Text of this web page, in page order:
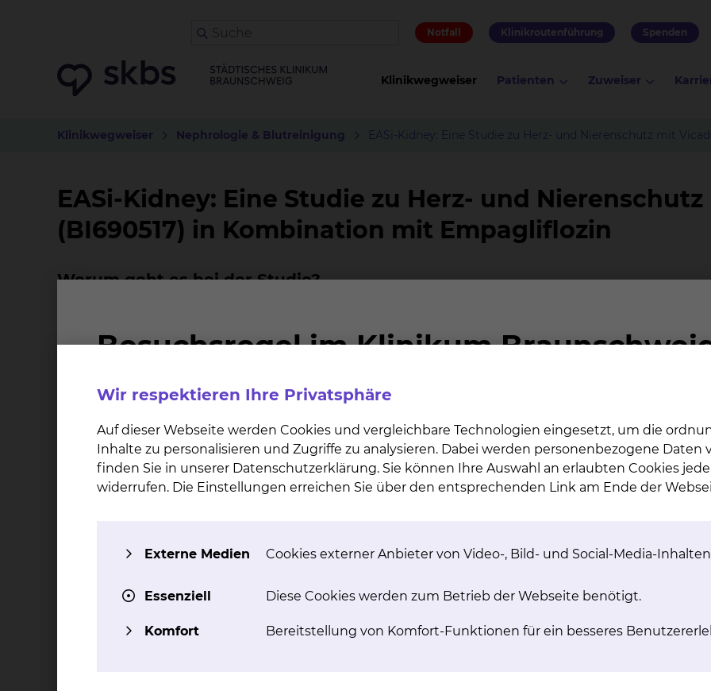
Notfall Klinikroutenführung Spenden
Klinikwegweiser Patienten Zuweiser
Klinikwegweiser Nephrologie & Blutreinigung EASi-Kidney: Eine Studie zu Herz- und Nierenschutz mit
EASi-Kidney: Eine Studie zu Herz- und
(BI690517) in Kombination mit Empagliflozin
Worum geht es bei der Studie?
Kreislauf-Erkrankungen. Obwohl bestehende Medikamente wie SGLT-2-Inhibitoren bereits Schutz
Nieren- und Herzerkrankungen weiter senken kann. Ziel der weltweiten Studie ist es nachzuweisen, ob
Eignungskriterien:
Die genauen Ein- und Ausschlusskriterien können Sie auf der Website der Studienzentrale des
Wie ist der Status der Studie?
Rekrutierung begonnen
Wir respektieren Ihre Privatsphäre
Auf dieser Webseite werden Cookies und vergleichbare Technologien eingesetzt, um die
Inhalte zu personalisieren und Zugriffe zu analysieren. Dabei werden personenbezogene Daten
finden Sie in unserer Datenschutzerklärung. Sie können Ihre Auswahl an erlaubten Cookies
widerrufen. Die Einstellungen erreichen Sie über den entsprechenden Link am Ende der
Externe Medien Cookies externer Anbieter von Video-, Bild- und Social-Media-
Essenziell Diese Cookies werden zum Betrieb der Webseite benötigt.
Komfort Bereitstellung von Komfort-Funktionen für ein besseres